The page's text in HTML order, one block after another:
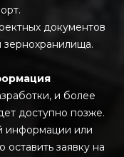
документов
зернохранилища.
и более
доступно позже.
информации или
заявку на